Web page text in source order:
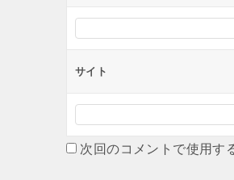
サイト
次回のコメントで使用す